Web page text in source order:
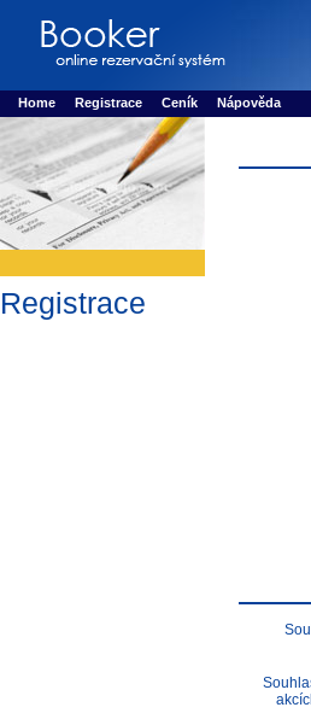
Rezervujse - Port�l pro online rezervace
Home Registrace Ceník Nápověda
Registrace